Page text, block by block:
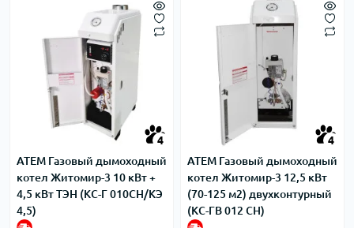
4
ATEM Газовый дымоходный
котел Житомир-3 10 кВт +
4,5 кВт ТЭН (КС-Г 010СН/КЭ
4,5)
4
ATEM Газовый дымоходный
котел Житомир-3 12,5 кВт
(70-125 м2) двухконтурный
(КС-ГВ 012 СН)